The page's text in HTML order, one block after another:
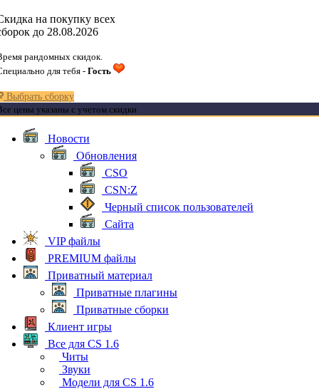
на покупку всех
до 28.08.2026
рандомных скидок.
для тебя - Гость
Выбрать сборку
цены указаны с учетом скидки
Новости
Обновления
CSO
CSN:Z
Черный список пользователей
Сайта
VIP файлы
PREMIUM файлы
Приватный материал
Приватные плагины
Приватные сборки
Клиент игры
Все для CS 1.6
Читы
Звуки
Модели для CS 1.6